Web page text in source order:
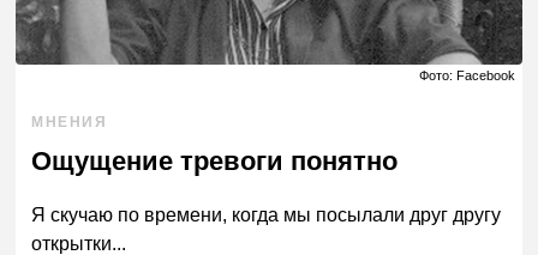
Фото: Facebook
МНЕНИЯ
Ощущение тревоги понятно
Я скучаю по времени, когда мы посылали друг другу
открытки...